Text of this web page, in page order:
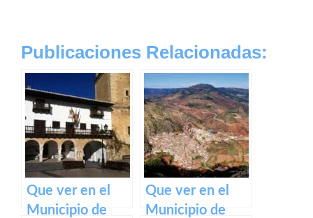
Publicaciones Relacionadas:
Que ver en el
Municipio de
Que ver en el
Municipio de